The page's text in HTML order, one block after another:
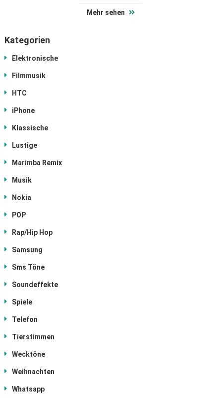
Mehr sehen
Kategorien
Elektronische
Filmmusik
HTC
iPhone
Klassische
Lustige
Marimba Remix
Musik
Nokia
POP
Rap/Hip Hop
Samsung
Sms Töne
Soundeffekte
Spiele
Telefon
Tierstimmen
Wecktöne
Weihnachten
Whatsapp